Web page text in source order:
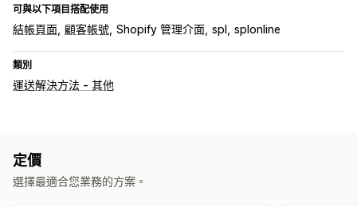
可與以下項目搭配使用
結帳頁面 顧客帳號 Shopify 管理介面 spl splonline
類別
運送解決方法 - 其他
定價
選擇最適合您業務的方案。